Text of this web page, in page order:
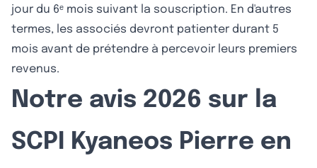
jour du 6ᵉ mois suivant la souscription. En d'autres
termes, les associés devront patienter durant 5
mois avant de prétendre à percevoir leurs premiers
revenus.
Notre avis 2026 sur la
SCPI Kyaneos Pierre en